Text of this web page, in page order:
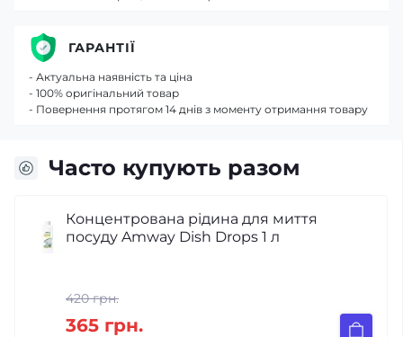
Часто купують разом
Концентрована рідина для миття
посуду Amway Dish Drops 1 л
420 грн.
365 грн.
ГАРАНТІЇ
- Актуальна наявність та ціна
- 100% оригінальний товар
- Повернення протягом 14 днів з моменту отримання товару